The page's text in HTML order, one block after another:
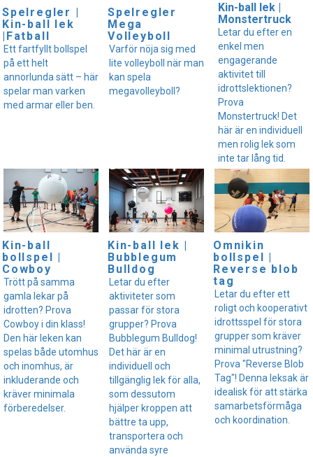
Spelregler |
Kin-ball lek
|Fatball
Ett fartfyllt bollspel
på ett helt
annorlunda sätt – här
spelar man varken
med armar eller ben.
Spelregler
Mega
Volleyboll
Varför nöja sig med
lite volleyboll när man
kan spela
megavolleyboll?
Kin-ball lek |
Monstertruck
Letar du efter en
enkel men
engagerande
aktivitet till
idrottslektionen?
Prova
Monstertruck! Det
här är en individuell
men rolig lek som
inte tar lång tid.
Kin-ball
bollspel |
Cowboy
Trött på samma
gamla lekar på
idrotten? Prova
Cowboy i din klass!
Den här leken kan
spelas både utomhus
och inomhus, är
inkluderande och
kräver minimala
förberedelser.
Kin-ball lek |
Bubblegum
Bulldog
Letar du efter
aktiviteter som
passar för stora
grupper? Prova
Bubblegum Bulldog!
Det här är en
individuell och
tillgänglig lek för alla,
som dessutom
hjälper kroppen att
bättre ta upp,
transportera och
använda syre
Omnikin
bollspel |
Reverse blob
tag
Letar du efter ett
roligt och kooperativt
idrottsspel för stora
grupper som kräver
minimal utrustning?
Prova "Reverse Blob
Tag"! Denna leksak är
idealisk för att stärka
samarbetsförmåga
och koordination.